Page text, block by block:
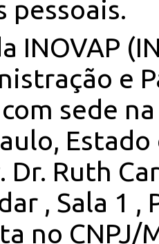
pessoais.
INOVAP
e
sede
Dr. Ruth
, Sala 1 ,
no CNPJ/